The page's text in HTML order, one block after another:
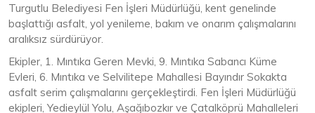
Turgutlu Belediyesi Fen İşleri Müdürlüğü, kent genelinde
başlattığı asfalt, yol yenileme, bakım ve onarım çalışmalarını
aralıksız sürdürüyor.
Ekipler, 1. Mıntıka Geren Mevki, 9. Mıntıka Sabancı Küme
Evleri, 6. Mıntıka ve Selvilitepe Mahallesi Bayındır Sokakta
asfalt serim çalışmalarını gerçekleştirdi. Fen İşleri Müdürlüğü
ekipleri, Yedieylül Yolu, Aşağıbozkır ve Çatalköprü Mahalleleri